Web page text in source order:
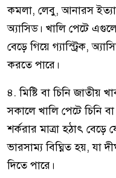
কমলা, লেবু, আনারস
অ্যাসিড। খালি পেটে
বেড়ে গিয়ে গ্যাস্ট্রিক,
করতে পারে।
৪. মিষ্টি বা চিনি জাতীয়
সকালে খালি পেটে চিনি
শর্করার মাত্রা হঠাৎ
ভারসাম্য বিঘ্নিত হয়, যা
দিতে পারে।